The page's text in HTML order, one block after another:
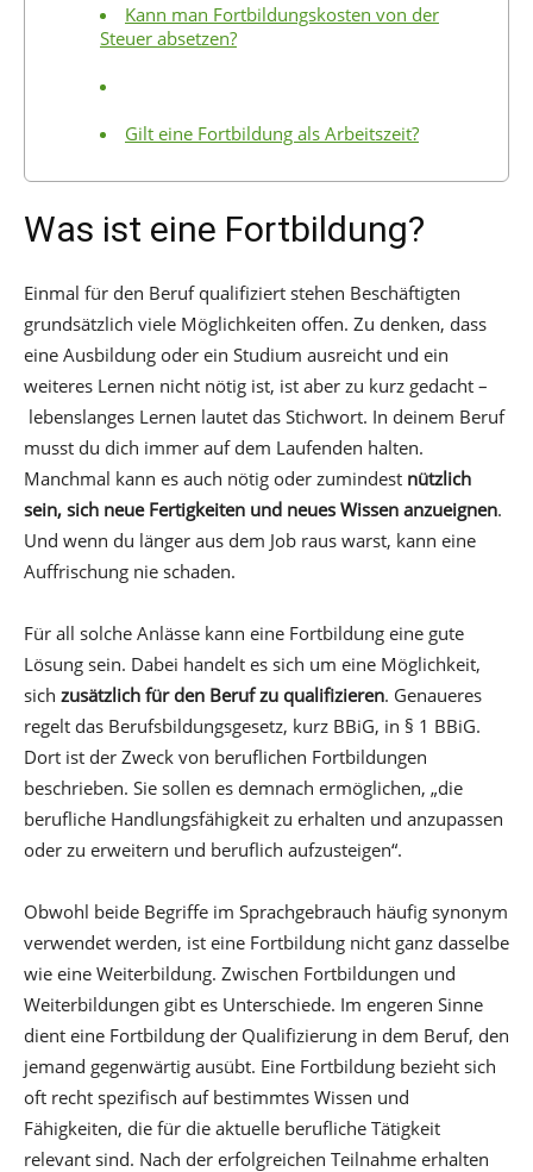
Kann man Fortbildungskosten von der
Steuer absetzen?
Gilt eine Fortbildung als Arbeitszeit?
Was ist eine Fortbildung?
Einmal für den Beruf qualifiziert stehen Beschäftigten
grundsätzlich viele Möglichkeiten offen. Zu denken, dass
eine Ausbildung oder ein Studium ausreicht und ein
weiteres Lernen nicht nötig ist, ist aber zu kurz gedacht –
lebenslanges Lernen lautet das Stichwort. In deinem Beruf
musst du dich immer auf dem Laufenden halten.
Manchmal kann es auch nötig oder zumindest nützlich
sein, sich neue Fertigkeiten und neues Wissen anzueignen.
Und wenn du länger aus dem Job raus warst, kann eine
Auffrischung nie schaden.
Für all solche Anlässe kann eine Fortbildung eine gute
Lösung sein. Dabei handelt es sich um eine Möglichkeit,
sich zusätzlich für den Beruf zu qualifizieren. Genaueres
regelt das Berufsbildungsgesetz, kurz BBiG, in § 1 BBiG.
Dort ist der Zweck von beruflichen Fortbildungen
beschrieben. Sie sollen es demnach ermöglichen, „die
berufliche Handlungsfähigkeit zu erhalten und anzupassen
oder zu erweitern und beruflich aufzusteigen“.
Obwohl beide Begriffe im Sprachgebrauch häufig synonym
verwendet werden, ist eine Fortbildung nicht ganz dasselbe
wie eine Weiterbildung. Zwischen Fortbildungen und
Weiterbildungen gibt es Unterschiede. Im engeren Sinne
dient eine Fortbildung der Qualifizierung in dem Beruf, den
jemand gegenwärtig ausübt. Eine Fortbildung bezieht sich
oft recht spezifisch auf bestimmtes Wissen und
Fähigkeiten, die für die aktuelle berufliche Tätigkeit
relevant sind. Nach der erfolgreichen Teilnahme erhalten